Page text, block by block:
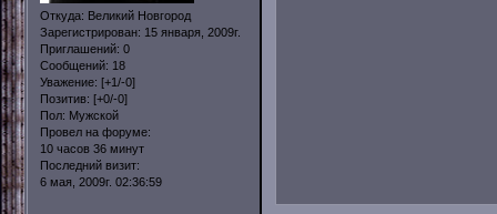
Откуда: Великий Новгород
Зарегистрирован: 15 января, 2009г.
Приглашений: 0
Сообщений: 18
Уважение: [+1/-0]
Позитив: [+0/-0]
Пол: Мужской
Провел на форуме:
10 часов 36 минут
Последний визит:
6 мая, 2009г. 02:36:59